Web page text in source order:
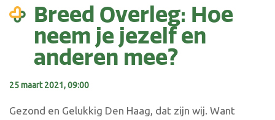
Breed Overleg: Hoe
neem je jezelf en
anderen mee?
25 maart 2021, 09:00
Gezond en Gelukkig Den Haag, dat zijn wij. Want